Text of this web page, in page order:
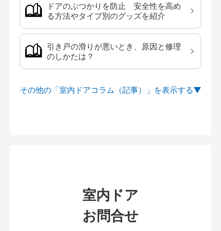
ドアのぶつかりを防止 安全性を高め
る方法やタイプ別のグッズを紹介
引き戸の滑りが悪いとき、原因と修理
のしかたは？
その他の「室内ドアコラム（記事）」を
室内ドア
お問合せ